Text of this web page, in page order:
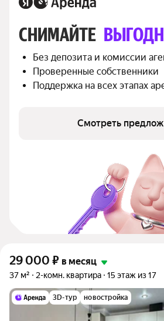
СНИМАЙТЕ
Без депозита и комиссии
Проверенные собственники
Поддержка на всех этапах
Смотреть
29 000 ₽ в месяц
37 м² 2-комн. квартира 15 этаж из 17
3D-тур новостройка